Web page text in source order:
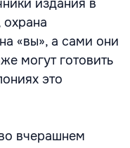
издания в
«вы», а сами они
могут готовить
это
вчерашнем